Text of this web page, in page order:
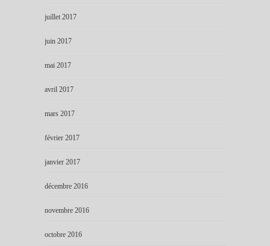
juillet 2017
juin 2017
mai 2017
avril 2017
mars 2017
février 2017
janvier 2017
décembre 2016
novembre 2016
octobre 2016